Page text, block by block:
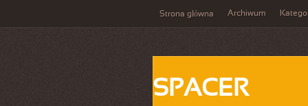
Strona główna Archiwum
SPACER